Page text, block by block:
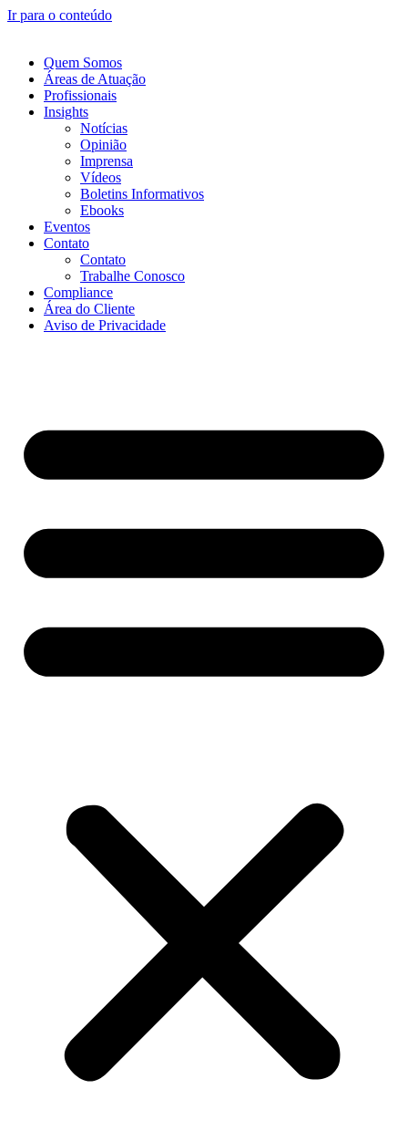
Ir para o conteúdo
Quem Somos
Áreas de Atuação
Profissionais
Insights
Notícias
Opinião
Imprensa
Vídeos
Boletins Informativos
Ebooks
Eventos
Contato
Contato
Trabalhe Conosco
Compliance
Área do Cliente
Aviso de Privacidade